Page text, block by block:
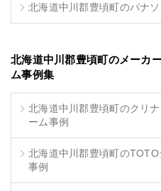
北海道中川郡豊頃町のパナ
北海道中川郡豊頃町のメーカ
ム事例集
北海道中川郡豊頃町のクリ
ーム事例
北海道中川郡豊頃町の
事例